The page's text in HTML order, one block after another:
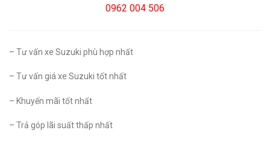
0962 004 506
– Tư vấn xe Suzuki phù hợp nhất
– Tư vấn giá xe Suzuki tốt nhất
– Khuyến mãi tốt nhất
– Trả góp lãi suất thấp nhất